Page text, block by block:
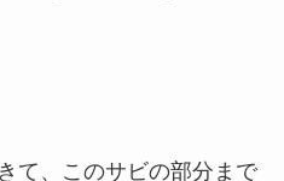
て、このサビの部分まで